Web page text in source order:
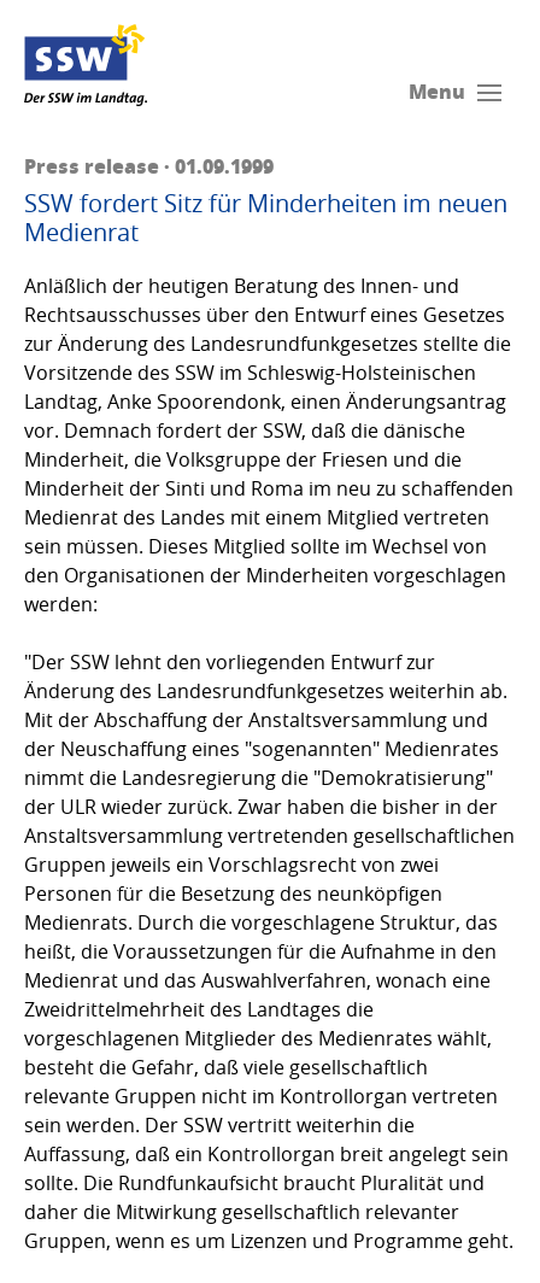
Menu
Press release · 01.09.1999
SSW fordert Sitz für Minderheiten im neuen
Medienrat
Anläßlich der heutigen Beratung des Innen- und
Rechtsausschusses über den Entwurf eines Gesetzes
zur Änderung des Landesrundfunkgesetzes stellte die
Vorsitzende des SSW im Schleswig-Holsteinischen
Landtag, Anke Spoorendonk, einen Änderungsantrag
vor. Demnach fordert der SSW, daß die dänische
Minderheit, die Volksgruppe der Friesen und die
Minderheit der Sinti und Roma im neu zu schaffenden
Medienrat des Landes mit einem Mitglied vertreten
sein müssen. Dieses Mitglied sollte im Wechsel von
den Organisationen der Minderheiten vorgeschlagen
werden:
"Der SSW lehnt den vorliegenden Entwurf zur
Änderung des Landesrundfunkgesetzes weiterhin ab.
Mit der Abschaffung der Anstaltsversammlung und
der Neuschaffung eines "sogenannten" Medienrates
nimmt die Landesregierung die "Demokratisierung"
der ULR wieder zurück. Zwar haben die bisher in der
Anstaltsversammlung vertretenden gesellschaftlichen
Gruppen jeweils ein Vorschlagsrecht von zwei
Personen für die Besetzung des neunköpfigen
Medienrats. Durch die vorgeschlagene Struktur, das
heißt, die Voraussetzungen für die Aufnahme in den
Medienrat und das Auswahlverfahren, wonach eine
Zweidrittelmehrheit des Landtages die
vorgeschlagenen Mitglieder des Medienrates wählt,
besteht die Gefahr, daß viele gesellschaftlich
relevante Gruppen nicht im Kontrollorgan vertreten
sein werden. Der SSW vertritt weiterhin die
Auffassung, daß ein Kontrollorgan breit angelegt sein
sollte. Die Rundfunkaufsicht braucht Pluralität und
daher die Mitwirkung gesellschaftlich relevanter
Gruppen, wenn es um Lizenzen und Programme geht.